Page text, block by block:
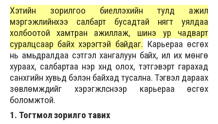
Хэтийн зорилгоо биелүүлэхийн тулд ажил
мэргэжлийнхээ салбарт бусадтай нягт уялдаа
холбоотой хамтран ажиллаж, шинэ ур чадварт
суралцсаар байх хэрэгтэй байдаг. Карьераа өсгөх
нь амьдралдаа сэтгэл хангалуун байх, илүү их мөнгө
хураах, салбартаа нэр хүнд олох, тэтгэвэрт гарахад
санхүүгийн хувьд бэлэн байхад тусална. Тэгвэл дараах
зөвлөмжүүдийг хэрэгжүүлснээр карьераа өсгөх
боломжтой.
1. Тогтмол зорилго тавих